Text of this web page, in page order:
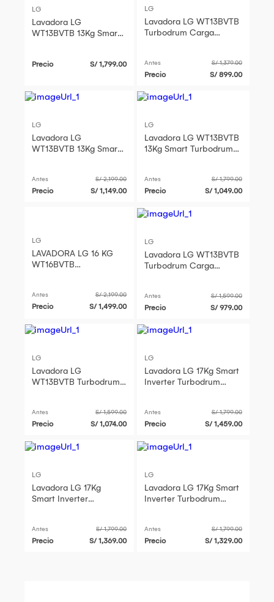
LG
Lavadora LG
WT13BVTB 13Kg Smart
Precio S/ 1,799.00
LG
Lavadora LG WT13BVTB
Turbodrum Carga
Antes S/ 1,379.00
Precio S/ 899.00
LG
Lavadora LG
WT13BVTB 13Kg Smart
Antes S/ 2,199.00
Precio S/ 1,149.00
LG
Lavadora LG WT13BVTB
13Kg Smart Turbodrum
Antes S/ 1,799.00
Precio S/ 1,049.00
LG
LAVADORA LG 16 KG
WT16BVTB
Antes S/ 2,199.00
Precio S/ 1,499.00
LG
Lavadora LG WT13BVTB
Turbodrum Carga
Antes S/ 1,599.00
Precio S/ 979.00
LG
Lavadora LG
WT13BVTB Turbodrum
Antes S/ 1,599.00
Precio S/ 1,074.00
LG
Lavadora LG 17Kg Smart
Inverter Turbodrum
Antes S/ 1,799.00
Precio S/ 1,459.00
LG
Lavadora LG 17Kg
Smart Inverter
Antes S/ 1,799.00
Precio S/ 1,369.00
LG
Lavadora LG 17Kg Smart
Inverter Turbodrum
Antes S/ 1,799.00
Precio S/ 1,329.00